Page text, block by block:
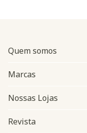
Quem somos
Marcas
Nossas Lojas
Revista